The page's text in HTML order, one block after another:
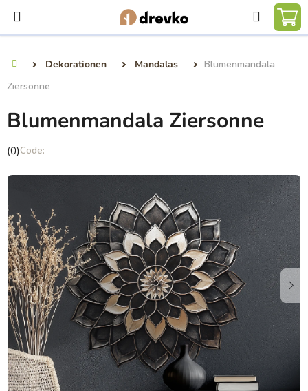
Inhalt
springen
Suchen
Dekorationen Mandalas
Blumenmandala
Ziersonne
Blumenmandala Ziersonne
Die
Produktbewertung
von
5
Sternen.
(0)